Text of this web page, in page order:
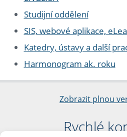
Studijní oddělení
SIS, webové aplikace,
Katedry, ústavy a další
Harmonogram ak. roku
Zobrazit plnou
Rychlé